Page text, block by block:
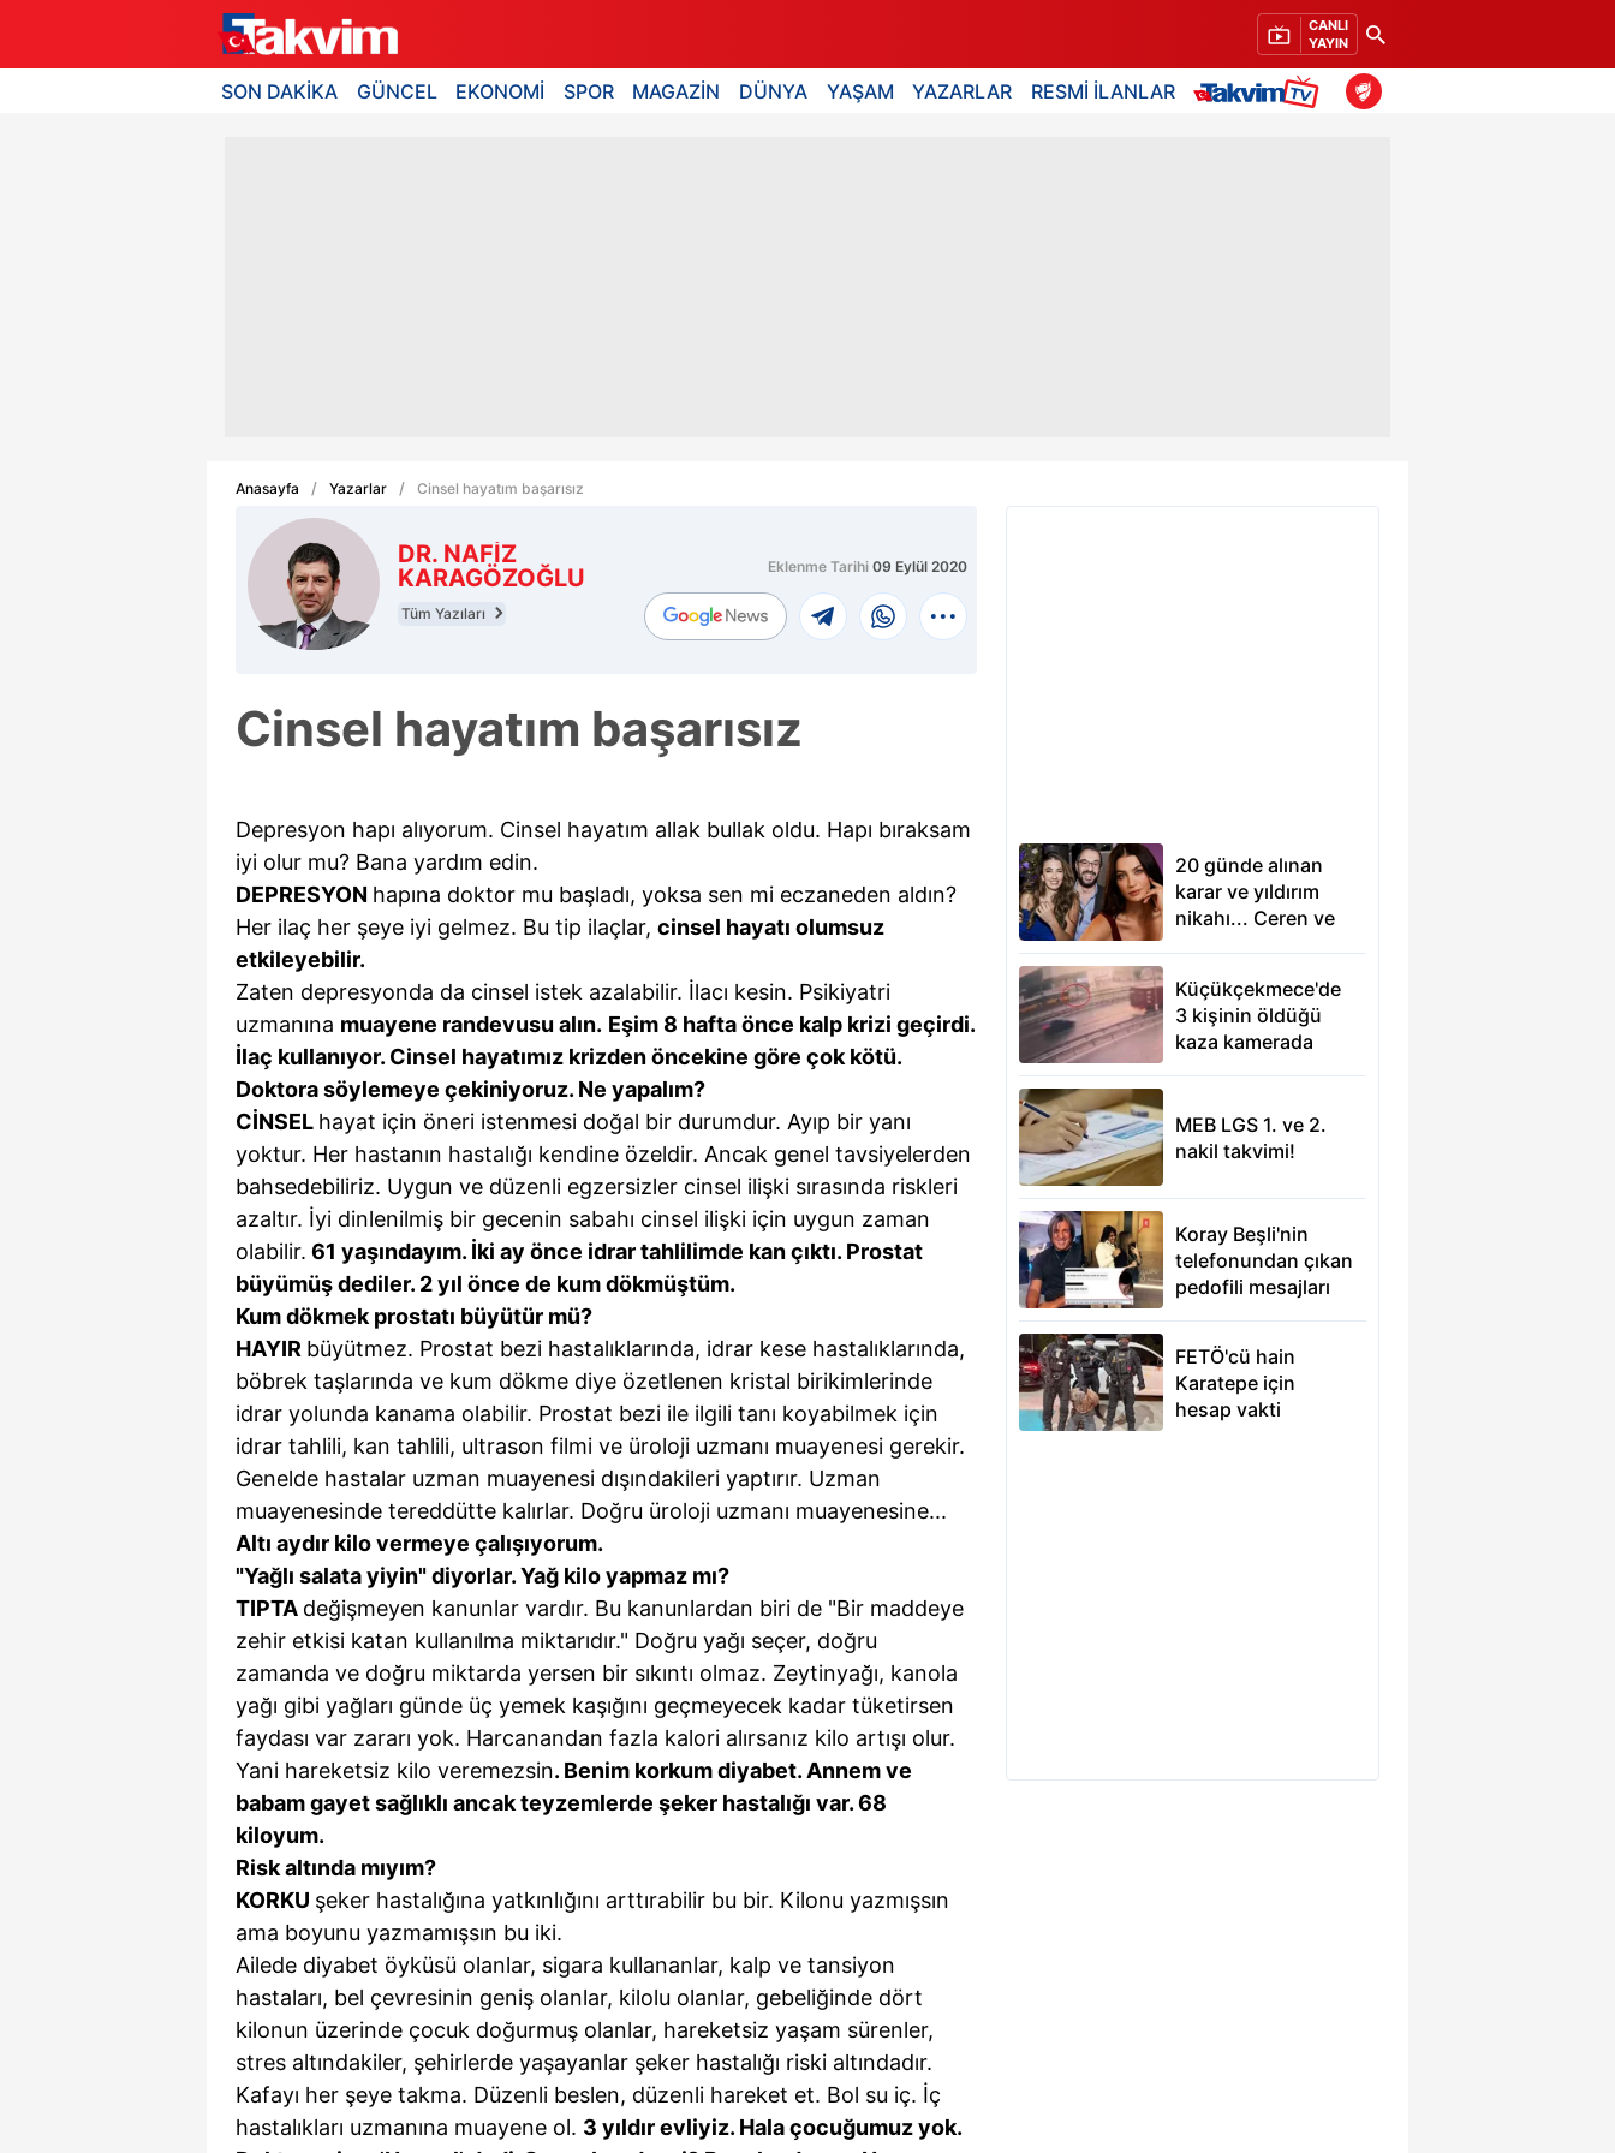
CANLI
YAYIN
SON DAKİKA GÜNCEL EKONOMİ SPOR MAGAZİN DÜNYA YAŞAM YAZARLAR RESMİ İLANLAR
Anasayfa Yazarlar Cinsel hayatım başarısız
DR. NAFİZ
KARAGÖZOĞLU
Tüm Yazıları
Cinsel hayatım başarısız
Eklenme Tarihi 09 Eylül 2020
Depresyon hapı alıyorum. Cinsel hayatım allak bullak oldu. Hapı bıraksam
iyi olur mu? Bana yardım edin.
DEPRESYON hapına doktor mu başladı, yoksa sen mi eczaneden aldın?
Her ilaç her şeye iyi gelmez. Bu tip ilaçlar, cinsel hayatı olumsuz
etkileyebilir.
Zaten depresyonda da cinsel istek azalabilir. İlacı kesin. Psikiyatri
uzmanına muayene randevusu alın. Eşim 8 hafta önce kalp krizi geçirdi.
İlaç kullanıyor. Cinsel hayatımız krizden öncekine göre çok kötü.
Doktora söylemeye çekiniyoruz. Ne yapalım?
CİNSEL hayat için öneri istenmesi doğal bir durumdur. Ayıp bir yanı
yoktur. Her hastanın hastalığı kendine özeldir. Ancak genel tavsiyelerden
bahsedebiliriz. Uygun ve düzenli egzersizler cinsel ilişki sırasında riskleri
azaltır. İyi dinlenilmiş bir gecenin sabahı cinsel ilişki için uygun zaman
olabilir. 61 yaşındayım. İki ay önce idrar tahlilimde kan çıktı. Prostat
büyümüş dediler. 2 yıl önce de kum dökmüştüm.
Kum dökmek prostatı büyütür mü?
HAYIR büyütmez. Prostat bezi hastalıklarında, idrar kese hastalıklarında,
böbrek taşlarında ve kum dökme diye özetlenen kristal birikimlerinde
idrar yolunda kanama olabilir. Prostat bezi ile ilgili tanı koyabilmek için
idrar tahlili, kan tahlili, ultrason filmi ve üroloji uzmanı muayenesi gerekir.
Genelde hastalar uzman muayenesi dışındakileri yaptırır. Uzman
muayenesinde tereddütte kalırlar. Doğru üroloji uzmanı muayenesine...
Altı aydır kilo vermeye çalışıyorum.
"Yağlı salata yiyin" diyorlar. Yağ kilo yapmaz mı?
TIPTA değişmeyen kanunlar vardır. Bu kanunlardan biri de "Bir maddeye
zehir etkisi katan kullanılma miktarıdır." Doğru yağı seçer, doğru
zamanda ve doğru miktarda yersen bir sıkıntı olmaz. Zeytinyağı, kanola
yağı gibi yağları günde üç yemek kaşığını geçmeyecek kadar tüketirsen
faydası var zararı yok. Harcanandan fazla kalori alırsanız kilo artışı olur.
Yani hareketsiz kilo veremezsin. Benim korkum diyabet. Annem ve
babam gayet sağlıklı ancak teyzemlerde şeker hastalığı var. 68
kiloyum.
Risk altında mıyım?
KORKU şeker hastalığına yatkınlığını arttırabilir bu bir. Kilonu yazmışsın
ama boyunu yazmamışsın bu iki.
Ailede diyabet öyküsü olanlar, sigara kullananlar, kalp ve tansiyon
hastaları, bel çevresinin geniş olanlar, kilolu olanlar, gebeliğinde dört
kilonun üzerinde çocuk doğurmuş olanlar, hareketsiz yaşam sürenler,
stres altındakiler, şehirlerde yaşayanlar şeker hastalığı riski altındadır.
Kafayı her şeye takma. Düzenli beslen, düzenli hareket et. Bol su iç. İç
hastalıkları uzmanına muayene ol. 3 yıldır evliyiz. Hala çocuğumuz yok.
20 günde alınan
karar ve yıldırım
nikahı... Ceren ve
16 yıl sonra gelen
itiraf
Küçükçekmece'de
3 kişinin öldüğü
kaza kamerada
MEB LGS 1. ve 2.
nakil takvimi!
Koray Beşli'nin
telefonundan çıkan
pedofili mesajları
FETÖ'cü hain
Karatepe için
hesap vakti